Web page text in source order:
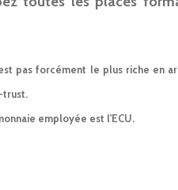
pas forcément le plus riche en
trust.
employée est l'ECU.